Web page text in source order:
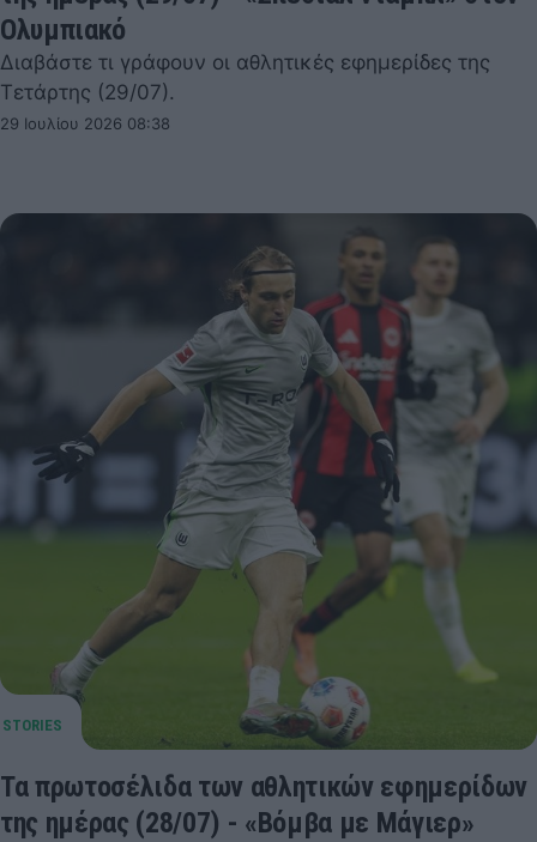
Ολυμπιακό
Διαβάστε τι γράφουν οι αθλητικές εφημερίδες της
Τετάρτης (29/07).
29 Ιουλίου 2026 08:38
Τα πρωτοσέλιδα των αθλητικών εφημερίδων
της ημέρας (28/07) - «Βόμβα με Μάγιερ»